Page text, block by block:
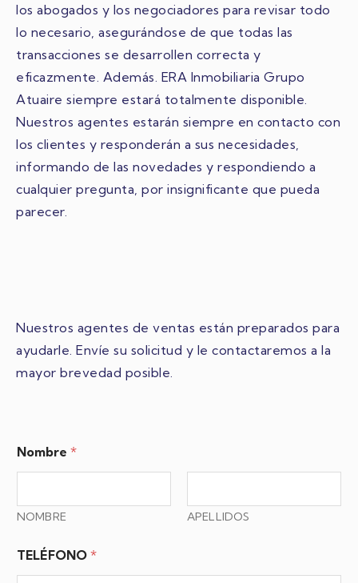
los abogados y los negociadores para revisar todo
lo necesario, asegurándose de que todas las
transacciones se desarrollen correcta y
eficazmente. Además. ERA Inmobiliaria Grupo
Atuaire siempre estará totalmente disponible.
Nuestros agentes estarán siempre en contacto con
los clientes y responderán a sus necesidades,
informando de las novedades y respondiendo a
cualquier pregunta, por insignificante que pueda
parecer.
Nuestros agentes de ventas están preparados para
ayudarle. Envíe su solicitud y le contactaremos a la
mayor brevedad posible.
Nombre *
NOMBRE APELLIDOS
TELÉFONO*